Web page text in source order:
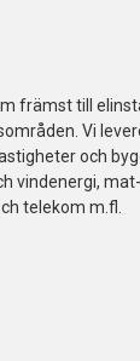
främst till
Vi
och
vindenergi,
telekom m.fl.